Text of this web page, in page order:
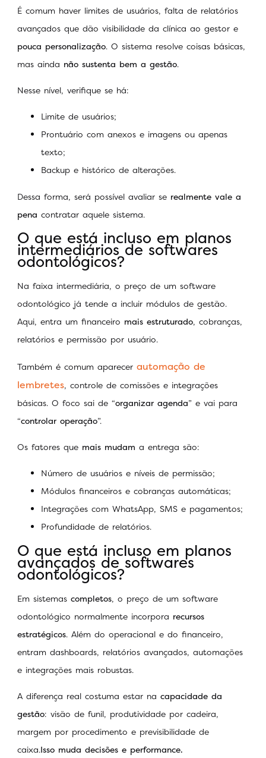
É comum haver limites de usuários, falta de relatórios
avançados que dão visibilidade da clínica ao gestor e
pouca personalização. O sistema resolve coisas básicas,
mas ainda não sustenta bem a gestão.
Nesse nível, verifique se há:
Limite de usuários;
Prontuário com anexos e imagens ou apenas
texto;
Backup e histórico de alterações.
Dessa forma, será possível avaliar se realmente vale a
pena contratar aquele sistema.
O que está incluso em planos
intermediários de softwares
odontológicos?
Na faixa intermediária, o preço de um software
odontológico já tende a incluir módulos de gestão.
Aqui, entra um financeiro mais estruturado, cobranças,
relatórios e permissão por usuário.
Também é comum aparecer automação de
lembretes, controle de comissões e integrações
básicas. O foco sai de “organizar agenda” e vai para
“controlar operação”.
Os fatores que mais mudam a entrega são:
Número de usuários e níveis de permissão;
Módulos financeiros e cobranças automáticas;
Integrações com WhatsApp, SMS e pagamentos;
Profundidade de relatórios.
O que está incluso em planos
avançados de softwares
odontológicos?
Em sistemas completos, o preço de um software
odontológico normalmente incorpora recursos
estratégicos. Além do operacional e do financeiro,
entram dashboards, relatórios avançados, automações
e integrações mais robustas.
A diferença real costuma estar na capacidade da
gestão: visão de funil, produtividade por cadeira,
margem por procedimento e previsibilidade de
caixa.Isso muda decisões e performance.